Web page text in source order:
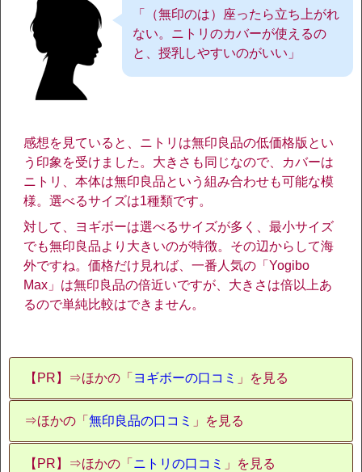
「（無印のは）座ったら立ち上がれ
ない。ニトリのカバーが使えるの
と、授乳しやすいのがいい」
感想を見ていると、ニトリは無印良品の低価格版とい
う印象を受けました。大きさも同じなので、カバーは
ニトリ、本体は無印良品という組み合わせも可能な模
様。選べるサイズは1種類です。
対して、ヨギボーは選べるサイズが多く、最小サイズ
でも無印良品より大きいのが特徴。その辺からして海
外ですね。価格だけ見れば、一番人気の「Yogibo
Max」は無印良品の倍近いですが、大きさは倍以上あ
るので単純比較はできません。
【PR】⇒ほかの「 ヨギボーの口コミ 」を見る
⇒ほかの「 無印良品の口コミ 」を見る
【PR】⇒ほかの「 ニトリの口コミ 」を見る